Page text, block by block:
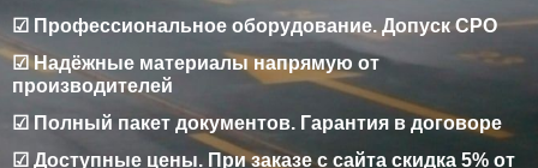
☑ Профессиональное оборудование. Допуск СРО
☑ Надёжные материалы напрямую от
производителей
☑ Полный пакет документов. Гарантия в договоре
☑ Доступные цены. При заказе с сайта скидка 5% от